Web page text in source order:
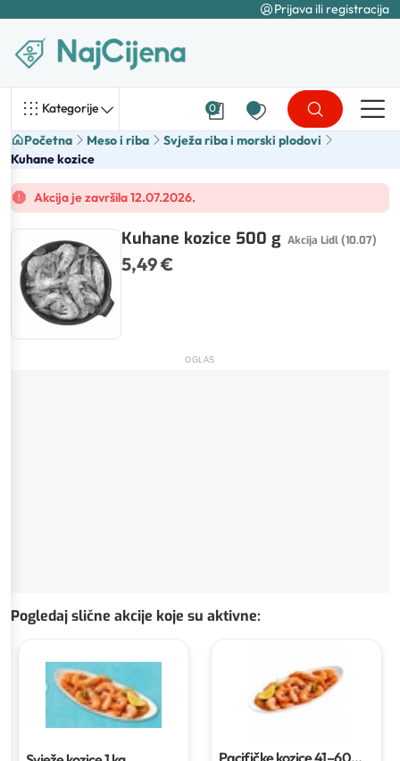
Prijava ili registracija
Kategorije 0
Početna Meso i riba
Svježa riba i morski plodovi
Kuhane kozice
Akcija je završila 12.07.2026.
Kuhane kozice 500 g Akcija Lidl (10.07)
5,49 €
OGLAS
Pogledaj slične akcije koje su aktivne:
Pacifičke kozice41–60